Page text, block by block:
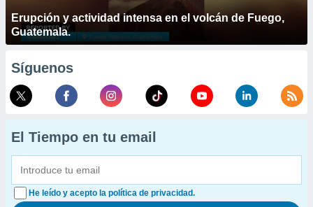
Erupción y actividad intensa en el volcán de Fuego,
Guatemala.
Síguenos
El Tiempo en tu email
He leído y acepto la política de privacidad.